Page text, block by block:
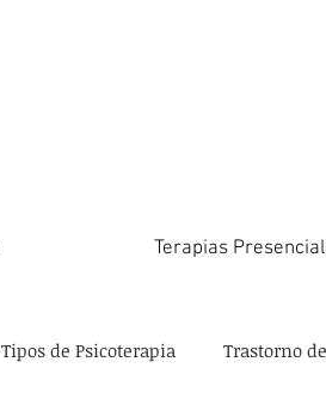
Terapias
Tipos de Psicoterapia Trastorno